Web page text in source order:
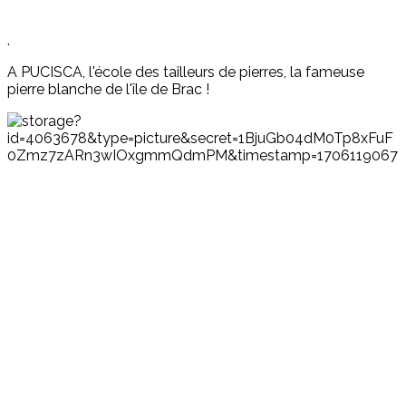
.
A PUCISCA, l'école des tailleurs de pierres, la fameuse
pierre blanche de l'île de Brac !